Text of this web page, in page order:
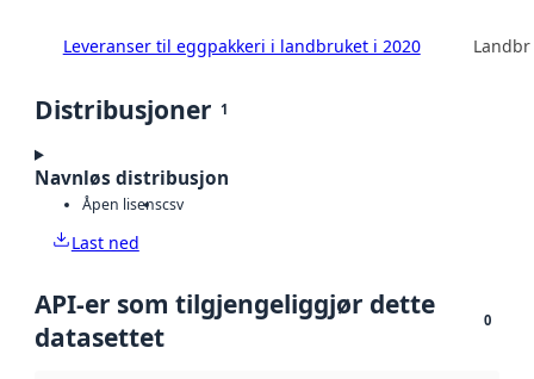
Leveranser til eggpakkeri i landbruket i 2020
Distribusjoner 1
Navnløs distribusjon
Åpen lisenscsv
Last ned
API-er som tilgjengeliggjør dette
datasettet
0